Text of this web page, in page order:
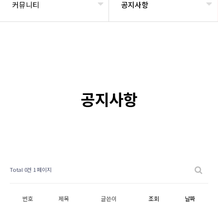
커뮤니티 공지사항
공지사항
Total 0건 1 페이지
번호 제목 글쓴이 조회 날짜